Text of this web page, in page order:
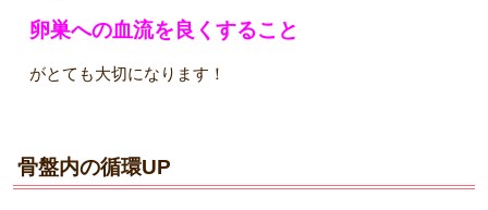
卵巣への血流を良くすること
がとても大切になります！
骨盤内の循環UP